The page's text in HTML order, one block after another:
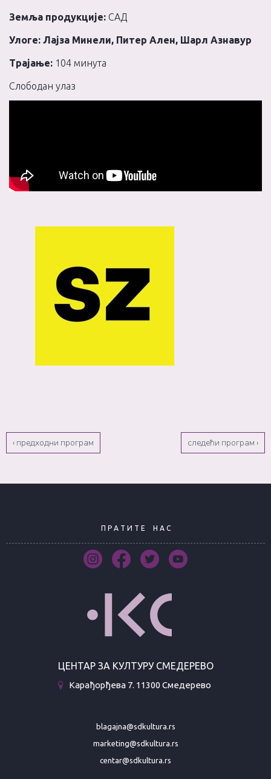
Земља продукције: САД
Улоге: Лајза Минели, Питер Ален, Шарл Азнавур
Трајање: 104 минута
Слободан улаз
‹ предходни програм следећи програм ›
П Р А Т И Т Е Н А С
ЦЕНТАР ЗА КУЛТУРУ СМЕДЕРЕВО
Карађорђева 7. 11300 Смедерево
blagajna@sdkultura.rs
marketing@sdkultura.rs
centar@sdkultura.rs